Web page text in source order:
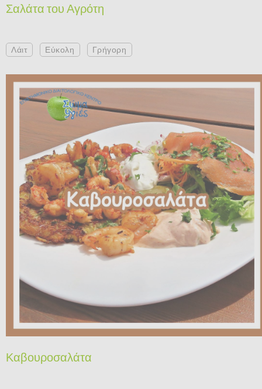
Σαλάτα του Αγρότη
Λάιτ Εύκολη Γρήγορη
Καβουροσαλάτα